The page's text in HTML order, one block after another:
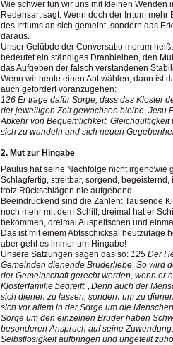
Wie schwer tun wir uns mit kleinen Wenden
Redensart sagt: Wenn doch der Irrtum mehr
des Irrtums an sich gemeint, sondern das
daraus.
Unser Gelübde der Conversatio morum
bedeutet ein ständiges Dranbleiben, den
das Aufgeben der falsch verstandenen
Wenn wir heute einen Abt wählen, dann ist
auch gefordert voranzugehen:
126 Er trage dafür Sorge, dass das Kloster
der jeweiligen Zeit gewachsen bleibe. Jesu
Abkehr von Bequemlichkeit,
sich zu wandeln und sich neuen
2. Mut zur Hingabe
Paulus hat seine Nachfolge nicht irgendwie
Schlagfertig, streitbar, sorgend,
trotz Rückschlägen nie aufgebend.
Beeindruckend sind die Zahlen: Tausende
noch mehr mit dem Schiff, dreimal hat er
bekommen, dreimal Auspeitschen und
Das ist mit einem Abtsschicksal heutzutage
aber geht es immer um Hingabe!
Unsere Satzungen sagen das so: 125 Der
Gemeinden dienende Bruderliebe. So wird
der Gemeinschaft gerecht werden, wenn er
Klosterfamilie begreift. „Denn auch der
sich dienen zu lassen, sondern um zu
sich vor allem in der Sorge um die
Sorge um den einzelnen Bruder haben
besonderen Anspruch auf seine
Selbstlosigkeit aufbringen und ungeteilt